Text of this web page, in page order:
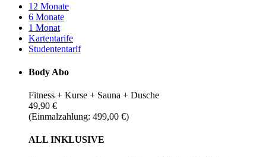
12 Monate
6 Monate
1 Monat
Kartentarife
Studententarif
Body Abo
Fitness + Kurse + Sauna + Dusche
49,90 €
(Einmalzahlung: 499,00 €)
ALL INKLUSIVE